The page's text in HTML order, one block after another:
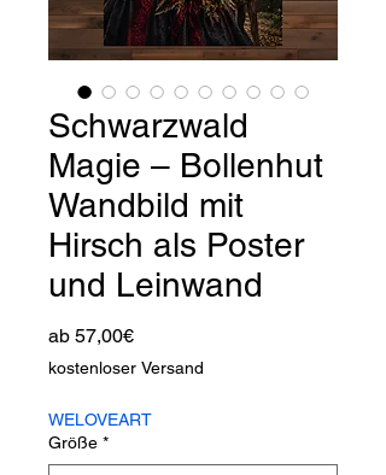
Schwarzwald
Magie – Bollenhut
Wandbild mit
Hirsch als Poster
und Leinwand
ab 57,00€Sale-
Preis
kostenloser Versand
WELOVEART
Größe *